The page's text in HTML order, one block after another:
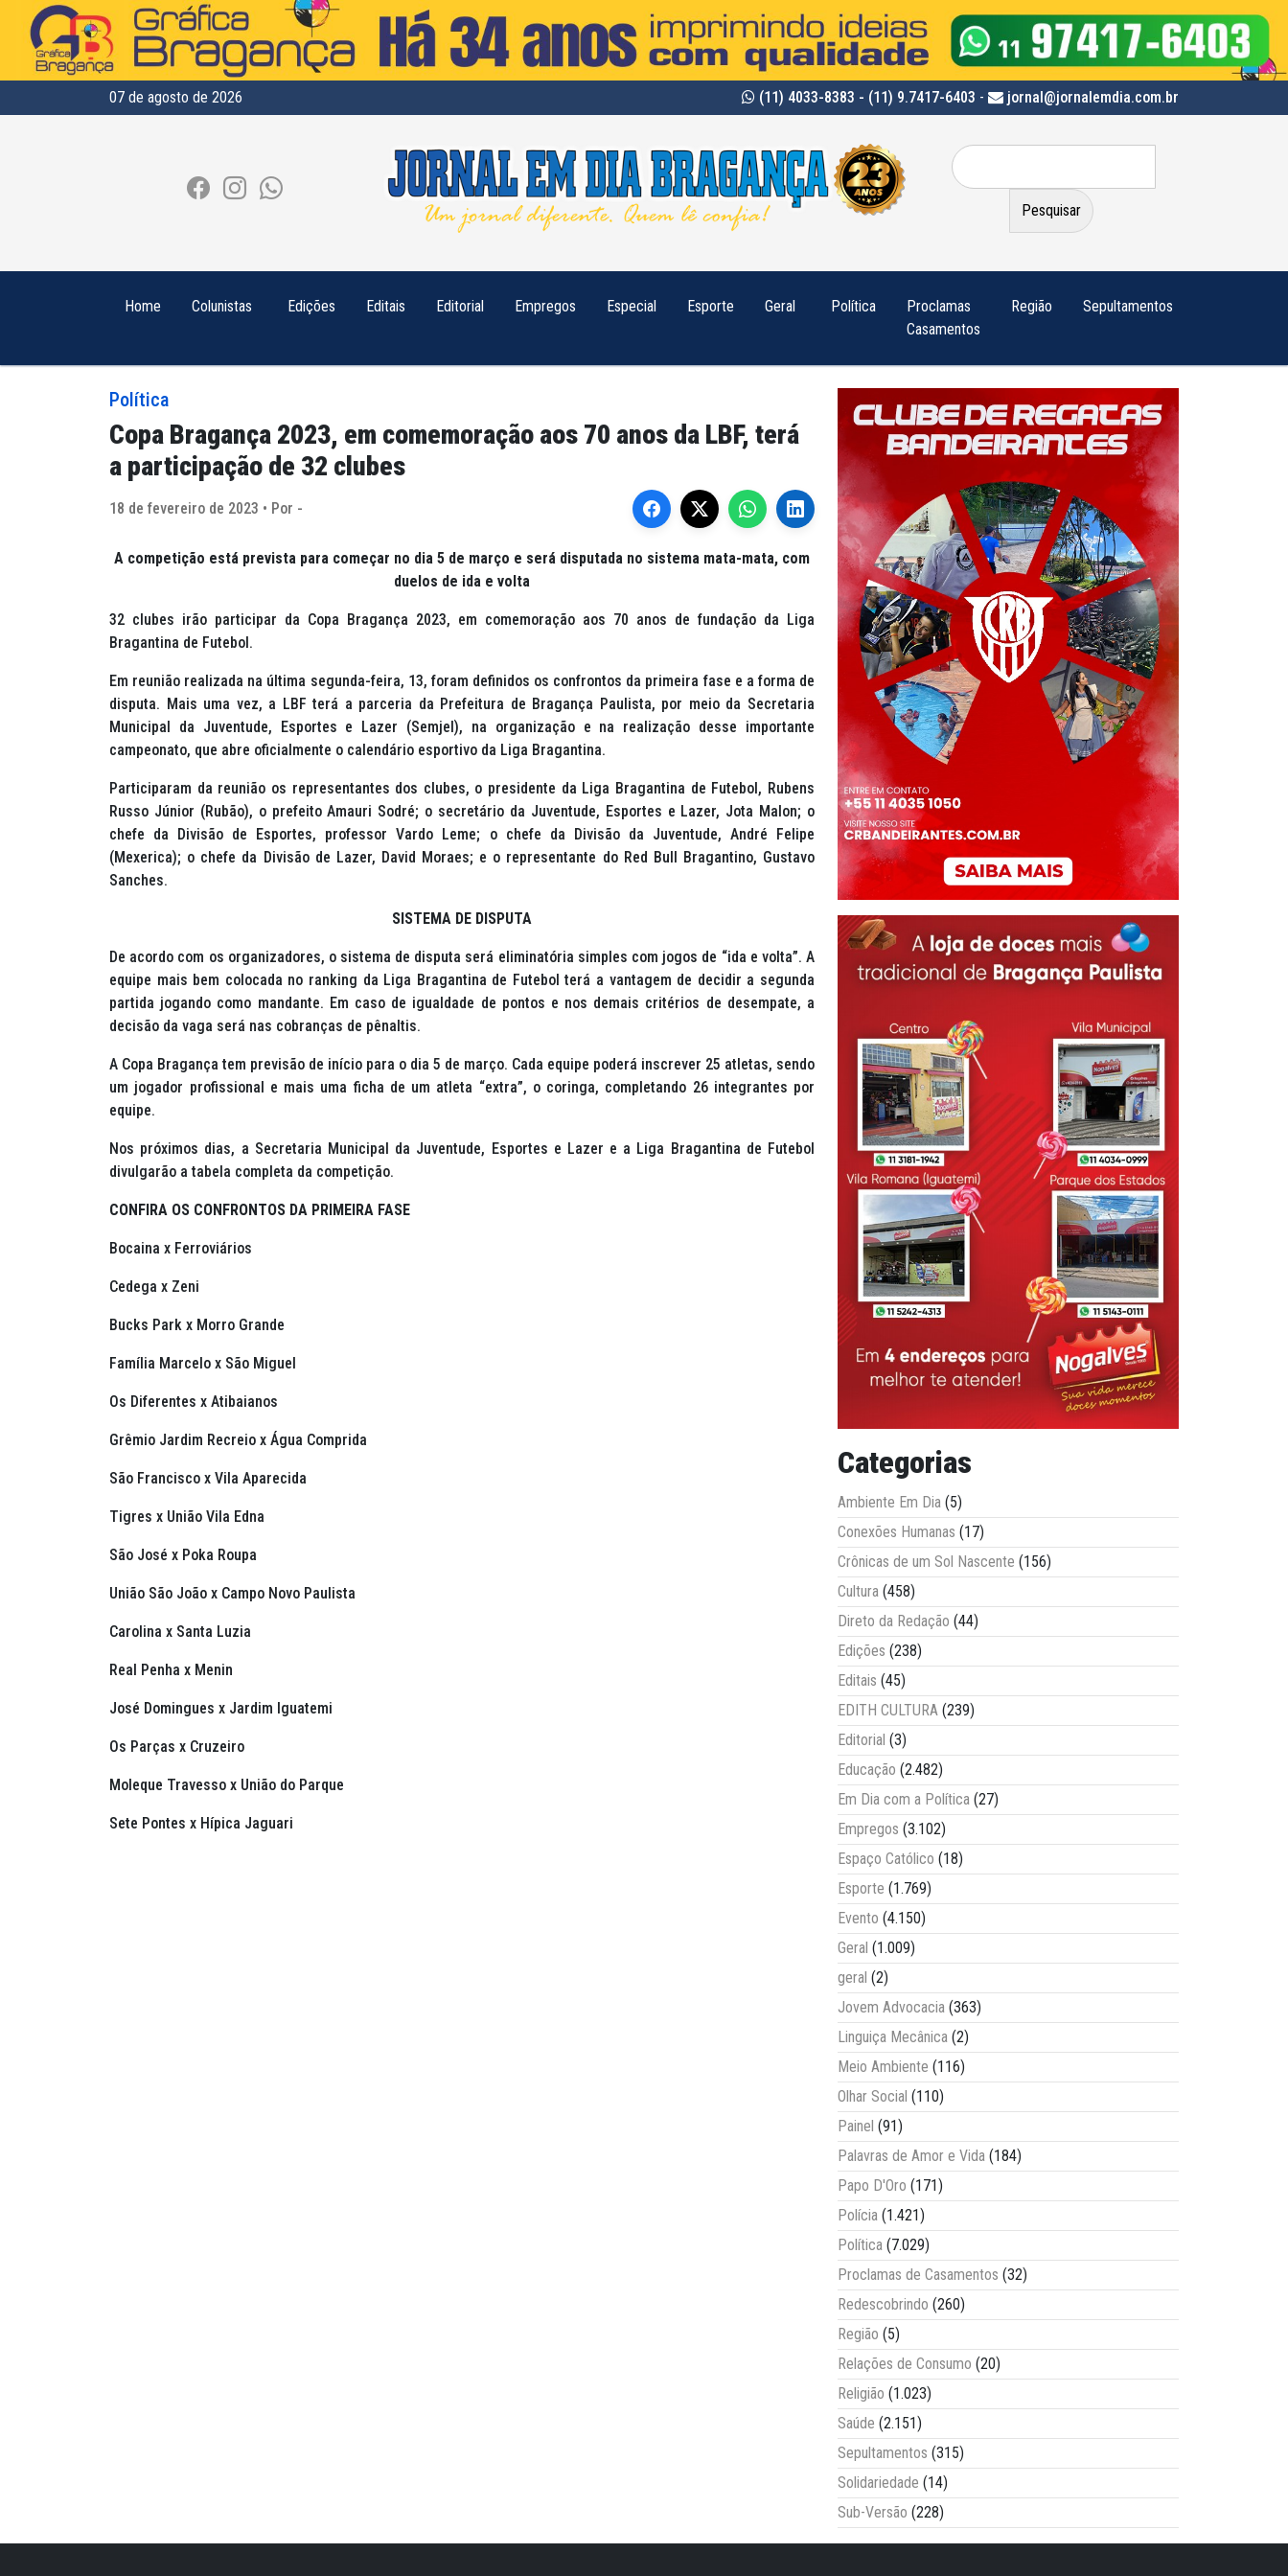
07 de agosto de 2026 (11) 4033-8383 - (11) 9.7417-6403 - jornal@jornalemdia.com.br
Pesquisar
por:
Home Colunistas Edições Editais Editorial Empregos Especial Esporte Geral Política
Proclamas
Casamentos
Região Sepultamentos
Política
Copa Bragança 2023, em comemoração aos 70 anos da LBF, terá
a participação de 32 clubes
18 de fevereiro de 2023 • Por -
A competição está prevista para começar no dia 5 de março e será disputada no sistema mata-mata, com
duelos de ida e volta
32 clubes irão participar da Copa Bragança 2023, em comemoração aos 70 anos de fundação da Liga
Bragantina de Futebol.
Em reunião realizada na última segunda-feira, 13, foram definidos os confrontos da primeira fase e a forma de
disputa. Mais uma vez, a LBF terá a parceria da Prefeitura de Bragança Paulista, por meio da Secretaria
Municipal da Juventude, Esportes e Lazer (Semjel), na organização e na realização desse importante
campeonato, que abre oficialmente o calendário esportivo da Liga Bragantina.
Participaram da reunião os representantes dos clubes, o presidente da Liga Bragantina de Futebol, Rubens
Russo Júnior (Rubão), o prefeito Amauri Sodré; o secretário da Juventude, Esportes e Lazer, Jota Malon; o
chefe da Divisão de Esportes, professor Vardo Leme; o chefe da Divisão da Juventude, André Felipe
(Mexerica); o chefe da Divisão de Lazer, David Moraes; e o representante do Red Bull Bragantino, Gustavo
Sanches.
SISTEMA DE DISPUTA
De acordo com os organizadores, o sistema de disputa será eliminatória simples com jogos de “ida e volta”. A
equipe mais bem colocada no ranking da Liga Bragantina de Futebol terá a vantagem de decidir a segunda
partida jogando como mandante. Em caso de igualdade de pontos e nos demais critérios de desempate, a
decisão da vaga será nas cobranças de pênaltis.
A Copa Bragança tem previsão de início para o dia 5 de março. Cada equipe poderá inscrever 25 atletas, sendo
um jogador profissional e mais uma ficha de um atleta “extra”, o coringa, completando 26 integrantes por
equipe.
Nos próximos dias, a Secretaria Municipal da Juventude, Esportes e Lazer e a Liga Bragantina de Futebol
divulgarão a tabela completa da competição.
CONFIRA OS CONFRONTOS DA PRIMEIRA FASE
Bocaina x Ferroviários
Cedega x Zeni
Bucks Park x Morro Grande
Família Marcelo x São Miguel
Os Diferentes x Atibaianos
Grêmio Jardim Recreio x Água Comprida
São Francisco x Vila Aparecida
Tigres x União Vila Edna
São José x Poka Roupa
União São João x Campo Novo Paulista
Carolina x Santa Luzia
Real Penha x Menin
José Domingues x Jardim Iguatemi
Os Parças x Cruzeiro
Moleque Travesso x União do Parque
Sete Pontes x Hípica Jaguari
Categorias
Ambiente Em Dia (5)
Conexões Humanas (17)
Crônicas de um Sol Nascente (156)
Cultura (458)
Direto da Redação (44)
Edições (238)
Editais (45)
EDITH CULTURA (239)
Editorial (3)
Educação (2.482)
Em Dia com a Política (27)
Empregos (3.102)
Espaço Católico (18)
Esporte (1.769)
Evento (4.150)
Geral (1.009)
geral (2)
Jovem Advocacia (363)
Linguiça Mecânica (2)
Meio Ambiente (116)
Olhar Social (110)
Painel (91)
Palavras de Amor e Vida (184)
Papo D'Oro (171)
Polícia (1.421)
Política (7.029)
Proclamas de Casamentos (32)
Redescobrindo (260)
Região (5)
Relações de Consumo (20)
Religião (1.023)
Saúde (2.151)
Sepultamentos (315)
Solidariedade (14)
Sub-Versão (228)